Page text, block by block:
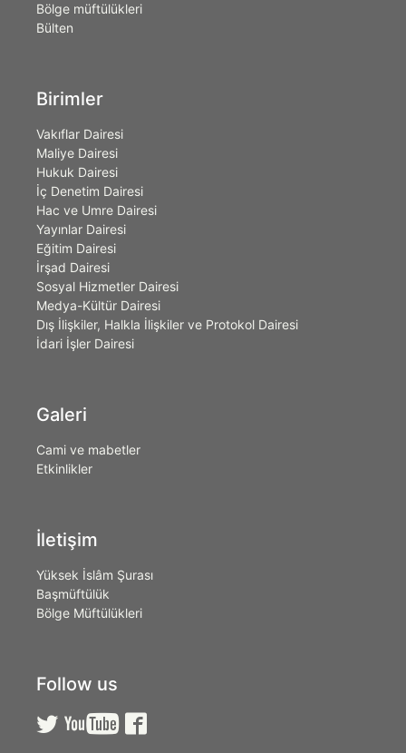
Bölge müftülükleri
Bülten
Birimler
Vakıflar Dairesi
Maliye Dairesi
Hukuk Dairesi
İç Denetim Dairesi
Hac ve Umre Dairesi
Yayınlar Dairesi
Eğitim Dairesi
İrşad Dairesi
Sosyal Hizmetler Dairesi
Medya-Kültür Dairesi
Dış İlişkiler, Halkla İlişkiler ve Protokol Dairesi
İdari İşler Dairesi
Galeri
Cami ve mabetler
Etkinlikler
İletişim
Yüksek İslâm Şurası
Başmüftülük
Bölge Müftülükleri
Follow us
  